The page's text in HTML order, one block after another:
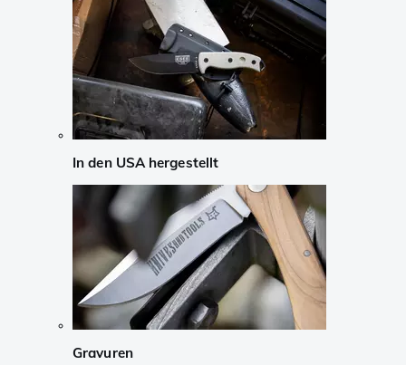
In den USA hergestellt
Gravuren